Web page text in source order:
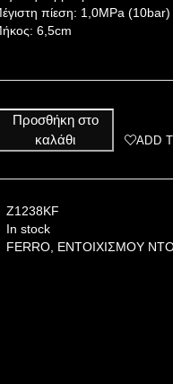
πίεση: 1,0MPa (10bar)
6,5cm
Προσθήκη στο
καλάθι
ADD
Z1238KF
In stock
FERRO, ΕΝΤΟΙΧΙΣΜΟΥ